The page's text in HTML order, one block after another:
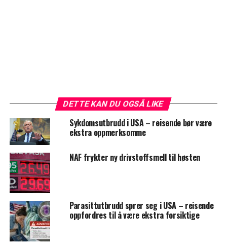
DETTE KAN DU OGSÅ LIKE
Sykdomsutbrudd i USA – reisende bør være
ekstra oppmerksomme
NAF frykter ny drivstoffsmell til høsten
Parasittutbrudd sprer seg i USA – reisende
oppfordres til å være ekstra forsiktige